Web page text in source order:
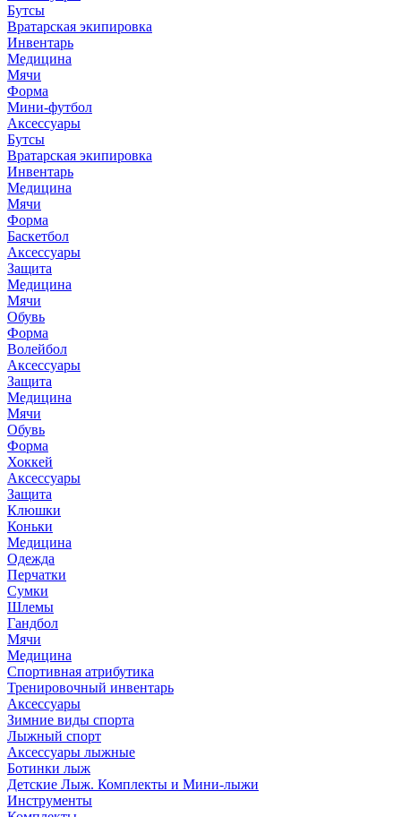
Бутсы
Вратарская экипировка
Инвентарь
Медицина
Мячи
Форма
Мини-футбол
Аксессуары
Бутсы
Вратарская экипировка
Инвентарь
Медицина
Мячи
Форма
Баскетбол
Аксессуары
Защита
Медицина
Мячи
Обувь
Форма
Волейбол
Аксессуары
Защита
Медицина
Мячи
Обувь
Форма
Хоккей
Аксессуары
Защита
Клюшки
Коньки
Медицина
Одежда
Перчатки
Сумки
Шлемы
Гандбол
Мячи
Медицина
Спортивная атрибутика
Тренировочный инвентарь
Аксессуары
Зимние виды спорта
Лыжный спорт
Аксессуары лыжные
Ботинки лыж
Детские Лыж. Комплекты и Мини-лыжи
Инструменты